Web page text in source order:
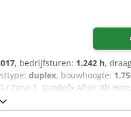
, bedrijfsturen: 1.242 h,
duplex, bouwhoogte:
/ Zone 1 Dcodpfx Afozr Rh
mm Lifting height:2150
* Bj 11/2024 Options:* EX